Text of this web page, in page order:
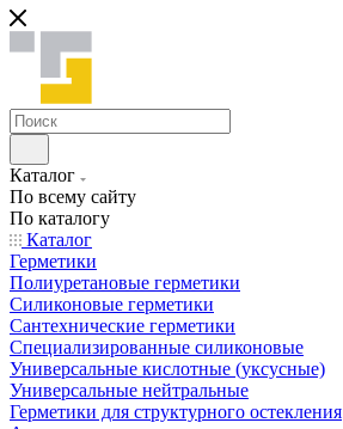
Каталог
По всему сайту
По каталогу
Каталог
Герметики
Полиуретановые герметики
Силиконовые герметики
Сантехнические герметики
Специализированные силиконовые
Универсальные кислотные (уксусные)
Универсальные нейтральные
Герметики для структурного остекления